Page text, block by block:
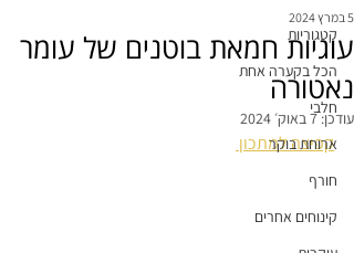
קטגוריות
הכל בקערה אחת
חלבי
ארוחת בוקר
חורף
קינוחים אחרים
עוגיות חמאת בוטנים של עומר
נאטורה
5 במרץ 2024
עודכן:7 באוק׳ 2024
קפיצה למתכון